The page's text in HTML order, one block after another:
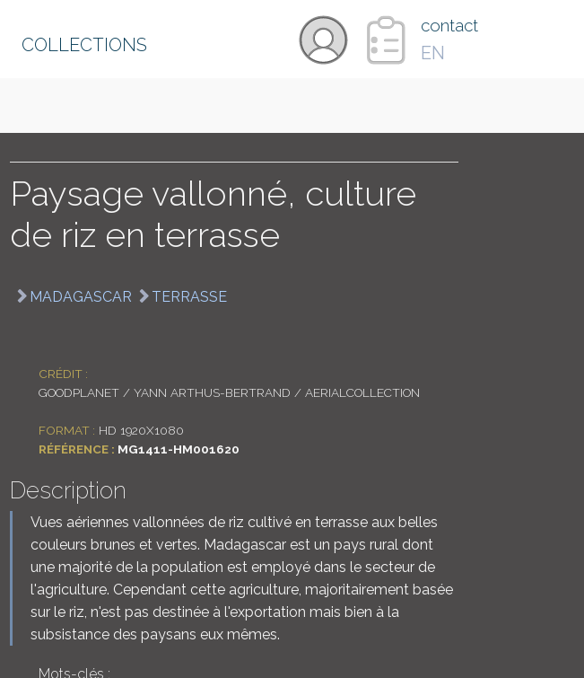
COLLECTIONS
contact
EN
Paysage vallonné, culture
de riz en terrasse
MADAGASCAR TERRASSE
CRÉDIT :
GOODPLANET / YANN ARTHUS-BERTRAND / AERIALCOLLECTION
FORMAT : HD 1920X1080
RÉFÉRENCE : MG1411-HM001620
Description
Vues aériennes vallonnées de riz cultivé en terrasse aux belles
couleurs brunes et vertes. Madagascar est un pays rural dont
une majorité de la population est employé dans le secteur de
l'agriculture. Cependant cette agriculture, majoritairement basée
sur le riz, n'est pas destinée à l'exportation mais bien à la
subsistance des paysans eux mêmes.
Mots-clés :